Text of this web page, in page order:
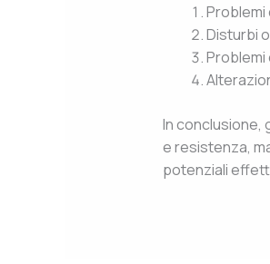
Problemi
Disturbi
In conclusione,
e resistenza,
potenziali